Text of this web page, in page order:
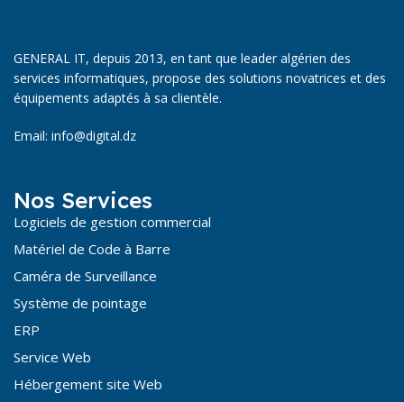
GENERAL IT, depuis 2013, en tant que leader algérien des
services informatiques, propose des solutions novatrices et des
équipements adaptés à sa clientèle.
Email: info@digital.dz
Nos Services
Logiciels de gestion commercial
Matériel de Code à Barre
Caméra de Surveillance
Système de pointage
ERP
Service Web
Hébergement site Web